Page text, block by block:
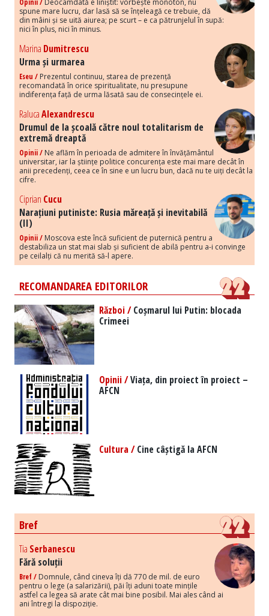
Opinii / Deocamdată e liniștit: vorbește monoton, nu
spune mare lucru, dar lasă să se înțeleagă ce trebuie, dă
din mâini și se uită aiurea; pe scurt – e ca pătrunjelul în supă:
nici în plus, nici în minus.
Marina Dumitrescu
Urma și urmarea
Eseu / Prezentul continuu, starea de prezență
recomandată în orice spiritualitate, nu presupune
indiferența față de urma lăsată sau de consecințele ei.
RalucaAlexandrescu
Drumul de la școală către noul totalitarism de
extremă dreaptă
Opinii / Ne aflăm în perioada de admitere în învățământul
universitar, iar la științe politice concurența este mai mare decât în
anii precedenți, ceea ce în sine e un lucru bun, dacă nu te uiți decât la
cifre.
Ciprian Cucu
Narațiuni putiniste: Rusia măreață și inevitabilă
(II)
Opinii / Moscova este încă suficient de puternică pentru a
destabiliza un stat mai slab și suficient de abilă pentru a-i convinge
pe ceilalți că nu merită să-l apere.
RECOMANDAREA EDITORILOR
Război /Coșmarul lui Putin: blocada
Crimeei
Opinii /Viața, din proiect în proiect –
AFCN
Cultura /Cine câștigă la AFCN
Bref
Tia Serbanescu
Fără soluții
Bref / Domnule, când cineva îți dă 770 de mil. de euro
pentru o lege (a salarizării), păi îți aduni toate mințile
astfel ca legea să arate cât mai bine posibil. Mai ales când ai
ani întregi la dispoziție.